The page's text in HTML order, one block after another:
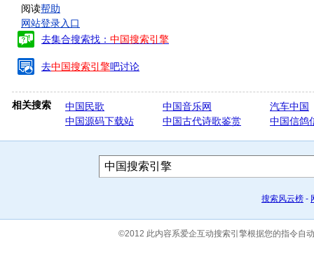
阅读帮助
网站登录入口
去集合搜索找： 中国搜索引擎
去中国搜索引擎吧讨论
相关搜索 中国民歌 中国音乐网
汽车中国
中国源码下载站
中国古代诗歌鉴赏 中国信鸽
搜索风云榜 -
©2012 此内容系爱企互动搜索引擎根据您的指令自